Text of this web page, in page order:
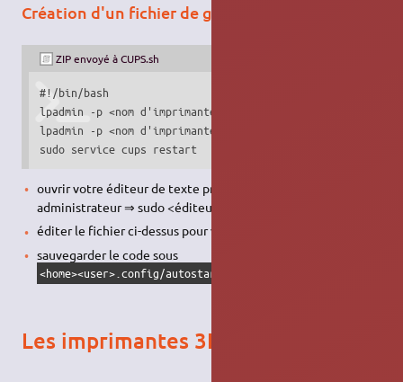
Création d'un fichier de gestion envoyé à CUPS
ZIP envoyé à CUPS.sh
#!/bin/bash
lpadmin -p <nom d'imprimante> -o pdftops-renderer-default
lpadmin -p <nom d'imprimante> -o pdftops-renderer-
sudo service cups restart
ouvrir votre éditeur de texte préféré en mode
administrateur ⇒ sudo <éditeur de texte>
éditer le fichier ci-dessus pour votre imprimante
sauvegarder le code sous
<home><user>.config/autostart/fichier ZIP envoyé à
Les imprimantes 3D